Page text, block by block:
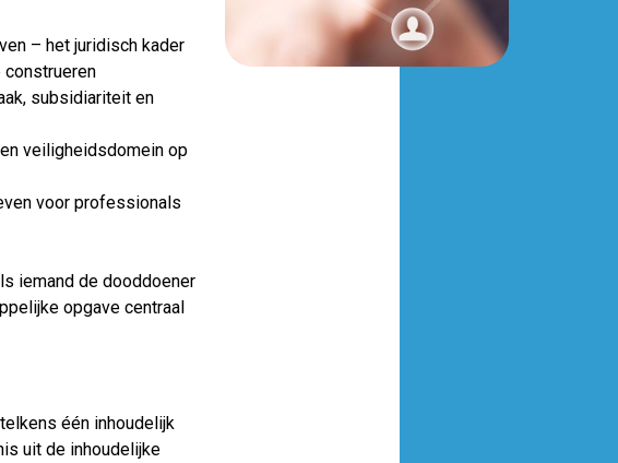
– het juridisch kader
subsidiariteit en
veiligheidsdomein op
voor professionals
iemand de dooddoener
opgave centraal
één inhoudelijk
uit de inhoudelijke